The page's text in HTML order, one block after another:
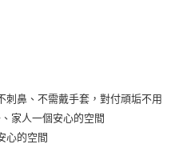
鼻、不需戴手套，對付頑垢不用
家人一個安心的空間
心的空間